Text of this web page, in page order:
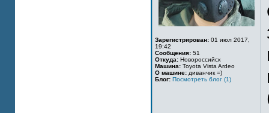
Зарегистрирован: 01 июл 2017,
19:42
Сообщения: 51
Откуда: Новороссийск
Машина: Toyota Vista Ardeo
О машине: диванчик =)
Блог: Посмотреть блог (1)